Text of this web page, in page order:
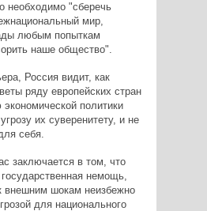
необходимо "сберечь
мир,
любым попыткам
наше общество".
Россия видит, как
ряду европейских стран
политики
их суверенитету, и не
себя.
заключается в том, что
немощь,
внешним шокам неизбежно
для национального